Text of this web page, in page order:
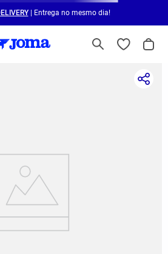
| Entrega no mesmo dia!